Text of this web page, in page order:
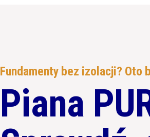
Fundamenty bez izolacji? Oto
Piana